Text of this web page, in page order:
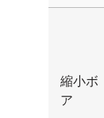
縮小ボ
ア